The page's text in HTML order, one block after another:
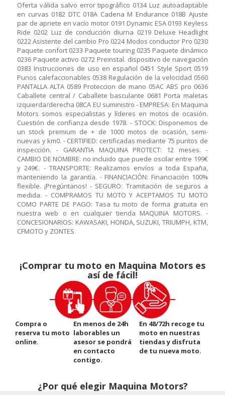
Oferta válida salvo error tipográfico 0134 Luz autoadaptable
en curvas 0182 DTC 018A Cadena M Endurance 018B Ajuste
par de apriete en vacío motor 0191 Dynamic ESA 0193 Keyless
Ride 0202 Luz de conducción diurna 0219 Deluxe Headlight
0222 Asistente del cambio Pro 0224 Modos conductor Pro 0230
Paquete confort 0233 Paquete touring 0235 Paquete dinámico
0236 Paquete activo 0272 Preinstal. dispositivo de navegación
0383 Instrucciones de uso en español 0451 Style Sport 0519
Punos calefaccionables 0538 Regulación de la velocidad 0560
PANTALLA ALTA 0589 Proteccion de mano 05AC ABS pro 0636
Caballete central / Caballete basculante 0681 Porta maletas
izquierda/derecha 08CA EU suministro - EMPRESA: En Maquina
Motors somos especialistas y líderes en motos de ocasión.
Cuestión de confianza desde 1978. - STOCK: Disponemos de
un stock premium de + de 1000 motos de ocasión, semi-
nuevas y km0. - CERTIFIED: certificadas mediante 75 puntos de
inspección. - GARANTIA MAQUINA PROTECT: 12 meses. -
CAMBIO DE NOMBRE: no incluido que puede oscilar entre 199€
y 249€. - TRANSPORTE: Realizamos envíos a toda España,
manteniendo la garantía. - FINANCIACIÓN: Financiación 100%
flexible. ¡Pregúntanos! - SEGURO: Tramitación de seguros a
medida. - COMPRAMOS TU MOTO Y ACEPTAMOS TU MOTO
COMO PARTE DE PAGO: Tasa tu moto de forma gratuita en
nuestra web o en cualquier tienda MAQUINA MOTORS. -
CONCESIONARIOS: KAWASAKI, HONDA, SUZUKI, TRIUMPH, KTM,
CFMOTO y ZONTES
¡Comprar tu moto en Maquina Motors es
así de fácil!
Compra o
reserva tu moto
online.
En menos de 24h
laborables un
asesor se pondrá
en contacto
contigo.
En 48/72h recoge tu
moto en nuestras
tiendas y disfruta
de tu nueva moto.
¿Por qué elegir Maquina Motors?